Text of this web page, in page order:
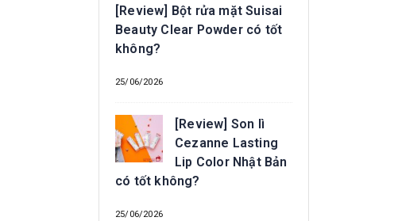
[Review] Bột rửa mặt Suisai
Beauty Clear Powder có tốt
không?
25/06/2026
[Review] Son lì
Cezanne Lasting
Lip Color Nhật Bản
có tốt không?
25/06/2026